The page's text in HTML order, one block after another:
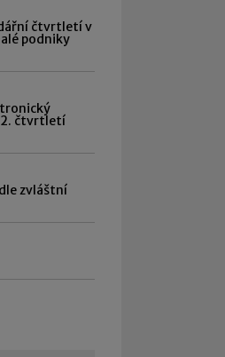
čtvrtletí v
podniky
2. čtvrtletí
zvláštní